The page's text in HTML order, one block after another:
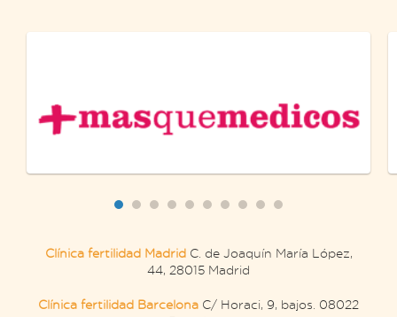
Clínica fertilidad MadridC. de Joaquín María López,
44, 28015 Madrid
Clínica fertilidad Barcelona C/ Horaci, 9, bajos. 08022